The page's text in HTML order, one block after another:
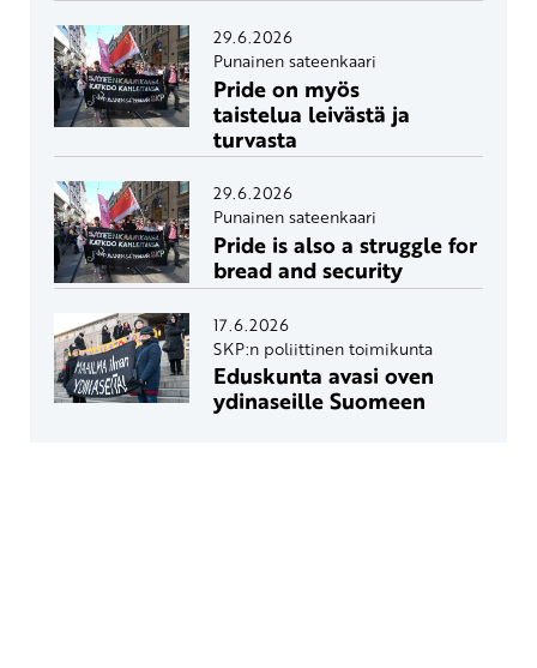
29.6.2026
Punainen sateenkaari
Pride on myös
taistelua leivästä ja
turvasta
29.6.2026
Punainen sateenkaari
Pride is also a struggle for
bread and security
17.6.2026
SKP:n poliittinen toimikunta
Eduskunta avasi oven
ydinaseille Suomeen